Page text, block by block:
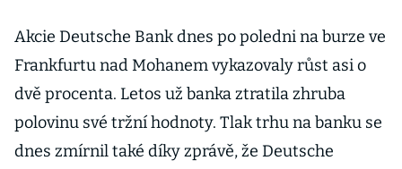
Akcie Deutsche Bank dnes po poledni na burze ve
Frankfurtu nad Mohanem vykazovaly růst asi o
dvě procenta. Letos už banka ztratila zhruba
polovinu své tržní hodnoty. Tlak trhu na banku se
dnes zmírnil také díky zprávě, že Deutsche